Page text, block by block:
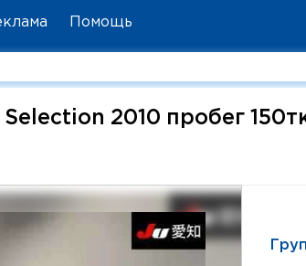
Помощь
Selection 2010 пробег